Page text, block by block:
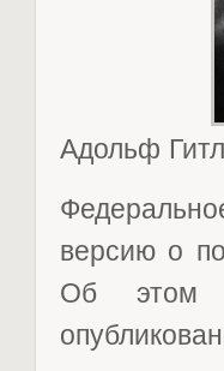
Адольф
версию о
Об этом